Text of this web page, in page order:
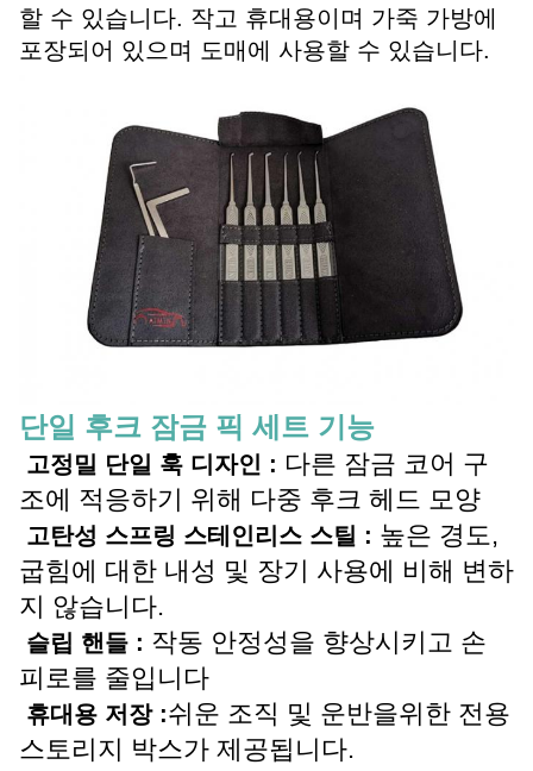
할 수 있습니다. 작고 휴대용이며 가죽 가방에
포장되어 있으며 도매에 사용할 수 있습니다.
단일 후크 잠금 픽 세트 기능
고정밀 단일 훅 디자인 : 다른 잠금 코어 구
조에 적응하기 위해 다중 후크 헤드 모양
고탄성 스프링 스테인리스 스틸 : 높은 경도,
굽힘에 대한 내성 및 장기 사용에 비해 변하
지 않습니다.
슬립 핸들 : 작동 안정성을 향상시키고 손
피로를 줄입니다
휴대용 저장 :쉬운 조직 및 운반을위한 전용
스토리지 박스가 제공됩니다.